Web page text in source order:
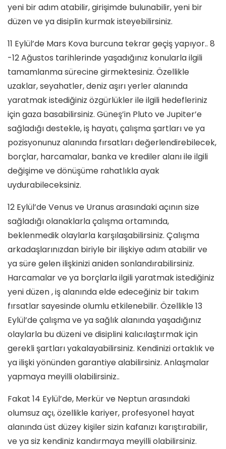
yeni bir adım atabilir, girişimde bulunabilir, yeni bir
düzen ve ya disiplin kurmak isteyebilirsiniz.
11 Eylül’de Mars Kova burcuna tekrar geçiş yapıyor.. 8
-12 Ağustos tarihlerinde yaşadığınız konularla ilgili
tamamlanma sürecine girmektesiniz. Özellikle
uzaklar, seyahatler, deniz aşırı yerler alanında
yaratmak istediğiniz özgürlükler ile ilgili hedefleriniz
için gaza basabilirsiniz. Güneş’in Pluto ve Jupiter’e
sağladığı destekle, iş hayatı, çalışma şartları ve ya
pozisyonunuz alanında fırsatları değerlendirebilecek,
borçlar, harcamalar, banka ve krediler alanı ile ilgili
değişime ve dönüşüme rahatlıkla ayak
uydurabileceksiniz.
12 Eylül’de Venus ve Uranus arasındaki açının size
sağladığı olanaklarla çalışma ortamında,
beklenmedik olaylarla karşılaşabilirsiniz. Çalışma
arkadaşlarınızdan biriyle bir ilişkiye adım atabilir ve
ya süre gelen ilişkinizi aniden sonlandırabilirsiniz.
Harcamalar ve ya borçlarla ilgili yaratmak istediğiniz
yeni düzen , iş alanında elde edeceğiniz bir takım
fırsatlar sayesinde olumlu etkilenebilir. Özellikle 13
Eylül’de çalışma ve ya sağlık alanında yaşadığınız
olaylarla bu düzeni ve disiplini kalıcılaştırmak için
gerekli şartları yakalayabilirsiniz. Kendinizi ortaklık ve
ya ilişki yönünden garantiye alabilirsiniz. Anlaşmalar
yapmaya meyilli olabilirsiniz..
Fakat 14 Eylül’de, Merkür ve Neptun arasındaki
olumsuz açı, özellikle kariyer, profesyonel hayat
alanında üst düzey kişiler sizin kafanızı karıştırabilir,
ve ya siz kendiniz kandırmaya meyilli olabilirsiniz.